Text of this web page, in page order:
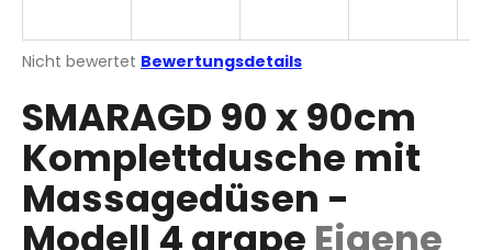
Die
Produktbewertung
ist
0,0
von
5
Sternen.
Nicht bewertet Bewertungsdetails
SMARAGD 90 x 90cm
Komplettdusche mit
Massagedüsen -
Modell 4 grape Eigene
W
r